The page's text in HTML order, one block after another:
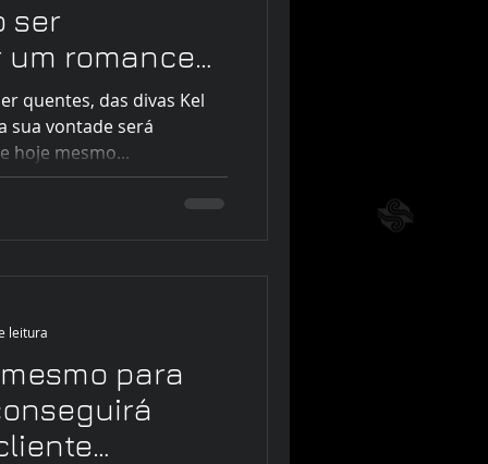
ser
romance
quentes, das divas Kel
sua vontade será
hoje mesmo...
para
leitura